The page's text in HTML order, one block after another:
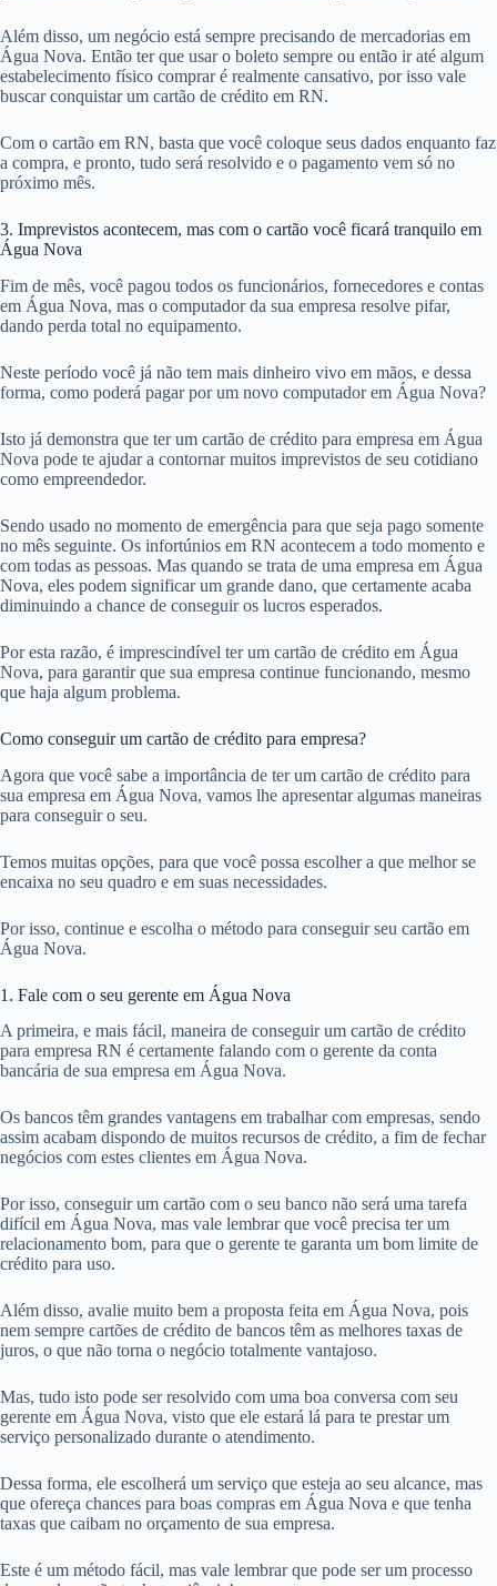
Além disso, um negócio está sempre precisando de mercadorias em
Água Nova. Então ter que usar o boleto sempre ou então ir até algum
estabelecimento físico comprar é realmente cansativo, por isso vale
buscar conquistar um cartão de crédito em RN.
Com o cartão em RN, basta que você coloque seus dados enquanto faz
a compra, e pronto, tudo será resolvido e o pagamento vem só no
próximo mês.
3. Imprevistos acontecem, mas com o cartão você ficará tranquilo em
Água Nova
Fim de mês, você pagou todos os funcionários, fornecedores e contas
em Água Nova, mas o computador da sua empresa resolve pifar,
dando perda total no equipamento.
Neste período você já não tem mais dinheiro vivo em mãos, e dessa
forma, como poderá pagar por um novo computador em Água Nova?
Isto já demonstra que ter um cartão de crédito para empresa em Água
Nova pode te ajudar a contornar muitos imprevistos de seu cotidiano
como empreendedor.
Sendo usado no momento de emergência para que seja pago somente
no mês seguinte. Os infortúnios em RN acontecem a todo momento e
com todas as pessoas. Mas quando se trata de uma empresa em Água
Nova, eles podem significar um grande dano, que certamente acaba
diminuindo a chance de conseguir os lucros esperados.
Por esta razão, é imprescindível ter um cartão de crédito em Água
Nova, para garantir que sua empresa continue funcionando, mesmo
que haja algum problema.
Como conseguir um cartão de crédito para empresa?
Agora que você sabe a importância de ter um cartão de crédito para
sua empresa em Água Nova, vamos lhe apresentar algumas maneiras
para conseguir o seu.
Temos muitas opções, para que você possa escolher a que melhor se
encaixa no seu quadro e em suas necessidades.
Por isso, continue e escolha o método para conseguir seu cartão em
Água Nova.
1. Fale com o seu gerente em Água Nova
A primeira, e mais fácil, maneira de conseguir um cartão de crédito
para empresa RN é certamente falando com o gerente da conta
bancária de sua empresa em Água Nova.
Os bancos têm grandes vantagens em trabalhar com empresas, sendo
assim acabam dispondo de muitos recursos de crédito, a fim de fechar
negócios com estes clientes em Água Nova.
Por isso, conseguir um cartão com o seu banco não será uma tarefa
difícil em Água Nova, mas vale lembrar que você precisa ter um
relacionamento bom, para que o gerente te garanta um bom limite de
crédito para uso.
Além disso, avalie muito bem a proposta feita em Água Nova, pois
nem sempre cartões de crédito de bancos têm as melhores taxas de
juros, o que não torna o negócio totalmente vantajoso.
Mas, tudo isto pode ser resolvido com uma boa conversa com seu
gerente em Água Nova, visto que ele estará lá para te prestar um
serviço personalizado durante o atendimento.
Dessa forma, ele escolherá um serviço que esteja ao seu alcance, mas
que ofereça chances para boas compras em Água Nova e que tenha
taxas que caibam no orçamento de sua empresa.
Este é um método fácil, mas vale lembrar que pode ser um processo